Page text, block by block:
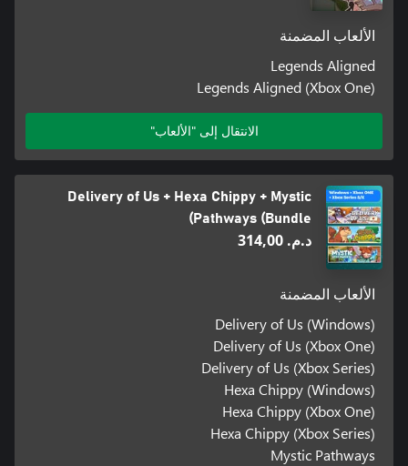
الألعاب المضمنة
Legends Aligned
Legends Aligned (Xbox One)
الانتقال إلى "الألعاب"
Delivery of Us + Hexa Chippy + Mystic
Pathways (Bundle)
د.م.‏ 314,00
الألعاب المضمنة
Delivery of Us (Windows)
Delivery of Us (Xbox One)
Delivery of Us (Xbox Series)
Hexa Chippy (Windows)
Hexa Chippy (Xbox One)
Hexa Chippy (Xbox Series)
Mystic Pathways